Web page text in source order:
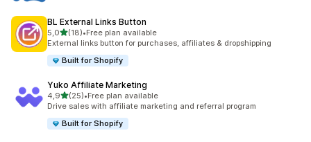
BL External Links Button
5,05 yıldız üzerinden
(18)
toplam 18 değerlendirme
•Free plan available
External links button for purchases, affiliates & dropshipping
Built for Shopify
Yuko Affiliate Marketing
4,95 yıldız üzerinden
(25)
toplam 25 değerlendirme
•Free plan available
Drive sales with affiliate marketing and referral program
Built for Shopify